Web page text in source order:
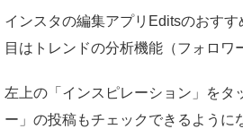
インスタの編集アプリEditsのおす
目はトレンドの分析機能（フォロワ
左上の「インスピレーション」をタ
ー」の投稿もチェックできるように